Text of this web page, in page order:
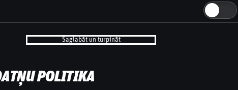
Saglabāt un turpināt
POLITIKA